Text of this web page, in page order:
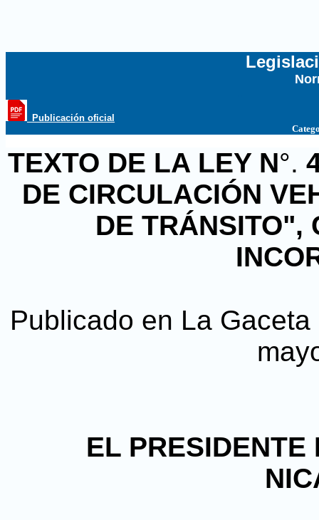
_Publicación oficial
TEXTO DE LA LEY N°.
DE CIRCULACIÓN
DE TRÁNSITO",
Publicado en La
EL